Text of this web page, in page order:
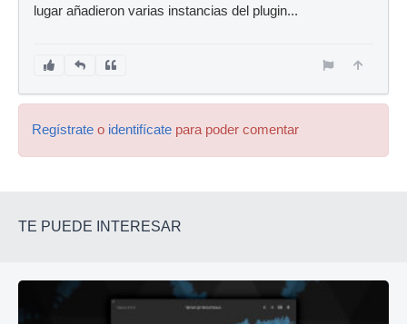
lugar añadieron varias instancias del plugin...
Regístrate o identifícate para poder comentar
TE PUEDE INTERESAR